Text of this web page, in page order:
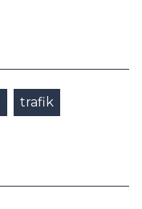
trafik